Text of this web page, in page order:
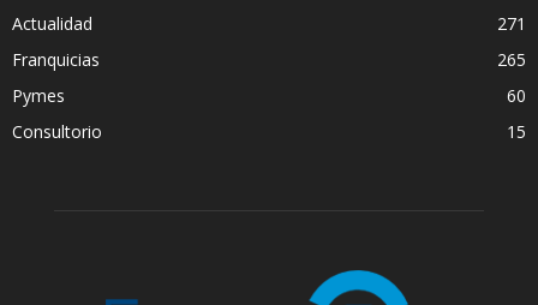
Actualidad
271
Franquicias
265
Pymes
60
Consultorio
15